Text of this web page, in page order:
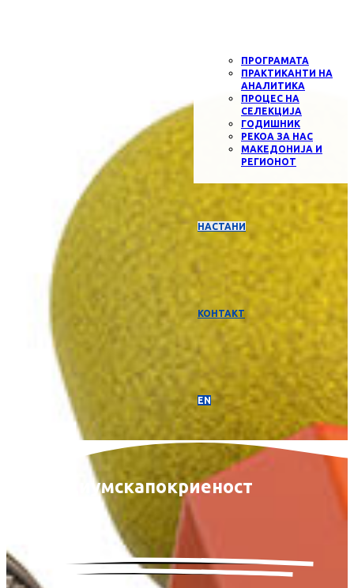
ПРОГРАМАТА
ПРАКТИКАНТИ НА
АНАЛИТИКА
ПРОЦЕС НА
СЕЛЕКЦИЈА
ГОДИШНИК
РЕКОА ЗА НАС
МАКЕДОНИЈА И
РЕГИОНОТ
НАСТАНИ
КОНТАКТ
EN
Медиумскапокриеност